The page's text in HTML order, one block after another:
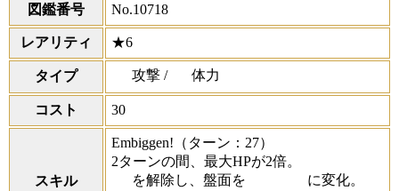
図鑑番号 No.10718
レアリティ ★6
タイプ 攻撃 / 体力
コスト 30
スキル
Embiggen! （ターン：27）
2ターンの間、最大HPが2倍。
を解除し、盤面を
に変化。